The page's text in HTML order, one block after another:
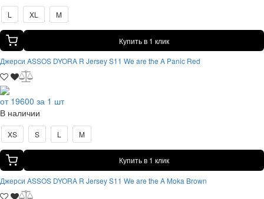
L XL M
Купить в 1 клик
Джерси ASSOS DYORA R Jersey S11 We are the A Panic Red
от 19600 за 1 шт
В наличии
XS S L M
Купить в 1 клик
Джерси ASSOS DYORA R Jersey S11 We are the A Moka Brown